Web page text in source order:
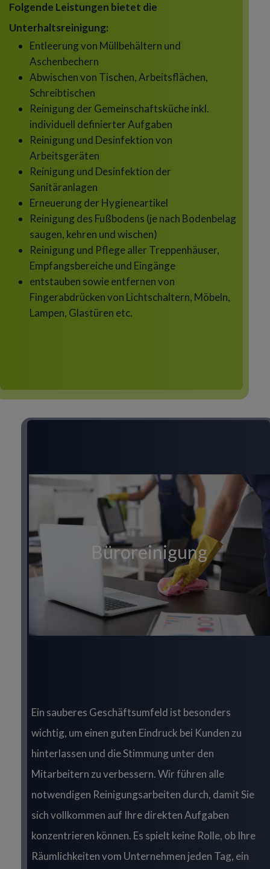
Folgende Leistungen bietet die
Unterhaltsreinigung:
Entleerung von Müllbehältern und
Aschenbechern
Abwischen von Tischen, Arbeitsflächen,
Schreibtischen
Reinigung der Gemeinschaftsküche inkl.
individuell definierter Aufgaben
Reinigung und Desinfektion von
Arbeitsgeräten
Reinigung und Desinfektion der
Sanitäranlagen
Erneuerung der Hygieneartikel
Reinigung des Fußbodens (je nach Bodenbelag
saugen, kehren und wischen)
Reinigung und Pflege aller Treppenhäuser,
Empfangsbereiche und Eingänge
entstauben sowie entfernen von
Fingerabdrücken von Lichtschaltern, Möbeln,
Lampen, Glastüren etc.
Büroreinigung
Ein sauberes Geschäftsumfeld ist besonders
wichtig, um einen guten Eindruck bei Kunden zu
hinterlassen und die Stimmung unter den
Mitarbeitern zu verbessern. Wir führen alle
notwendigen Reinigungsarbeiten durch, damit Sie
sich vollkommen auf Ihre direkten Aufgaben
konzentrieren können. Es spielt keine Rolle, ob Ihre
Räumlichkeiten vom Unternehmen jeden Tag, ein